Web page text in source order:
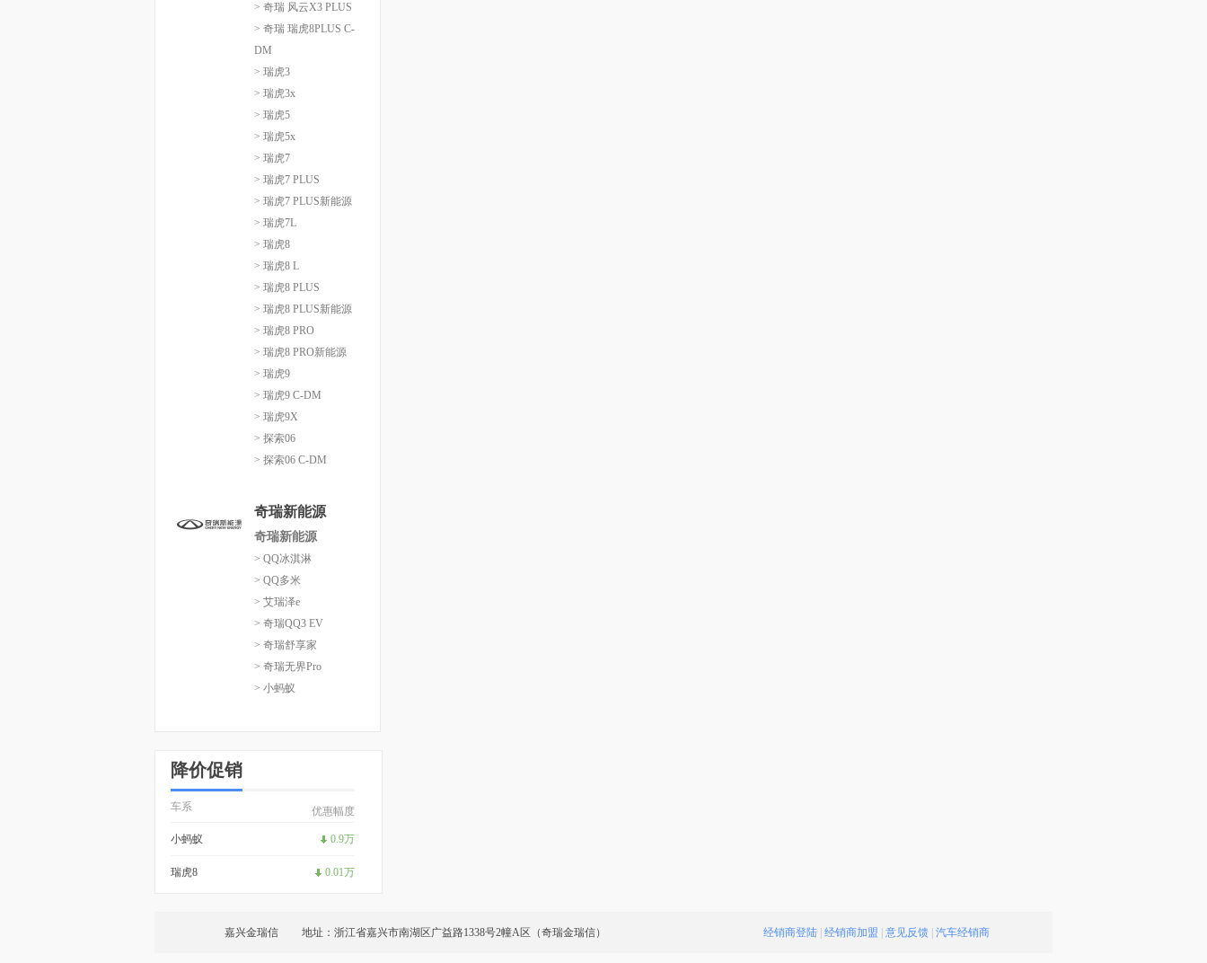
> 奇瑞 风云X3 PLUS
> 奇瑞 瑞虎8PLUS C-
DM
> 瑞虎3
> 瑞虎3x
> 瑞虎5
> 瑞虎5x
> 瑞虎7
> 瑞虎7 PLUS
> 瑞虎7 PLUS新能源
> 瑞虎7L
> 瑞虎8
> 瑞虎8 L
> 瑞虎8 PLUS
> 瑞虎8 PLUS新能源
> 瑞虎8 PRO
> 瑞虎8 PRO新能源
> 瑞虎9
> 瑞虎9 C-DM
> 瑞虎9X
> 探索06
> 探索06 C-DM
奇瑞新能源
奇瑞新能源
> QQ冰淇淋
> QQ多米
> 艾瑞泽e
> 奇瑞QQ3 EV
> 奇瑞舒享家
> 奇瑞无界Pro
> 小蚂蚁
降价促销
车系 优惠幅度
小蚂蚁 0.9万
瑞虎8 0.01万
嘉兴金瑞信 地址：浙江省嘉兴市南湖区广益路1338号2幢A区（奇瑞金瑞信） 经销商登陆 经销商加盟 意见反馈 汽车经销商